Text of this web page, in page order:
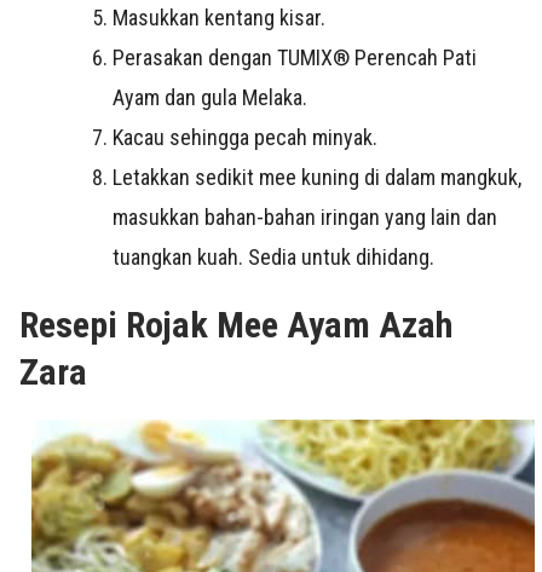
Masukkan kentang kisar.
Perasakan dengan TUMIX® Perencah Pati
Ayam dan gula Melaka.
Kacau sehingga pecah minyak.
Letakkan sedikit mee kuning di dalam mangkuk,
masukkan bahan-bahan iringan yang lain dan
tuangkan kuah. Sedia untuk dihidang.
Resepi Rojak Mee Ayam Azah
Zara